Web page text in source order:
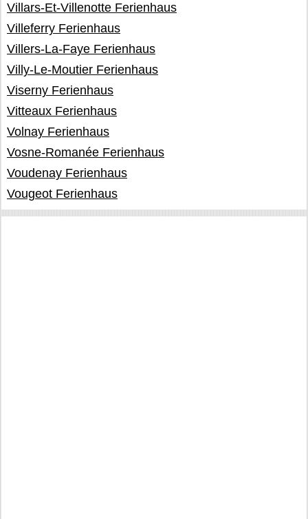
Villars-Et-Villenotte Ferienhaus
Villeferry Ferienhaus
Villers-La-Faye Ferienhaus
Villy-Le-Moutier Ferienhaus
Viserny Ferienhaus
Vitteaux Ferienhaus
Volnay Ferienhaus
Vosne-Romanée Ferienhaus
Voudenay Ferienhaus
Vougeot Ferienhaus